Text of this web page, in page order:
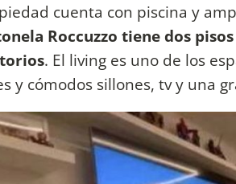
cuenta con piscina y
Roccuzzo tiene dos
. El living es uno de los
y cómodos sillones, tv y una